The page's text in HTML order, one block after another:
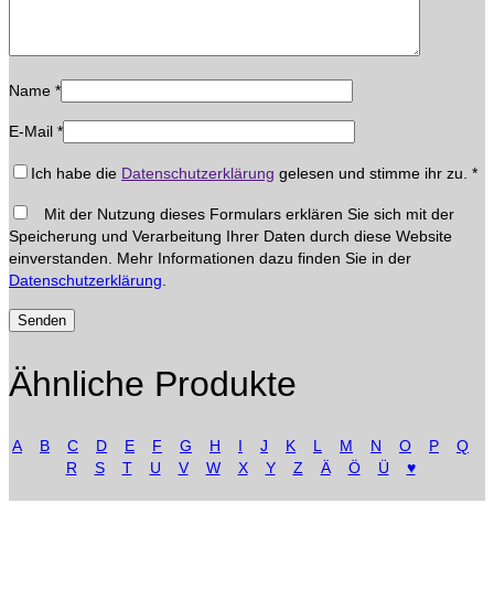
Name *
E-Mail *
Ich habe die Datenschutzerklärung gelesen und stimme ihr zu. *
Mit der Nutzung dieses Formulars erklären Sie sich mit der
Speicherung und Verarbeitung Ihrer Daten durch diese Website
einverstanden. Mehr Informationen dazu finden Sie in der
Datenschutzerklärung
Ähnliche Produkte
A B C D E F G H I J K L M N O P
Q
R
S T U V W X Y Z Ä Ö Ü ♥